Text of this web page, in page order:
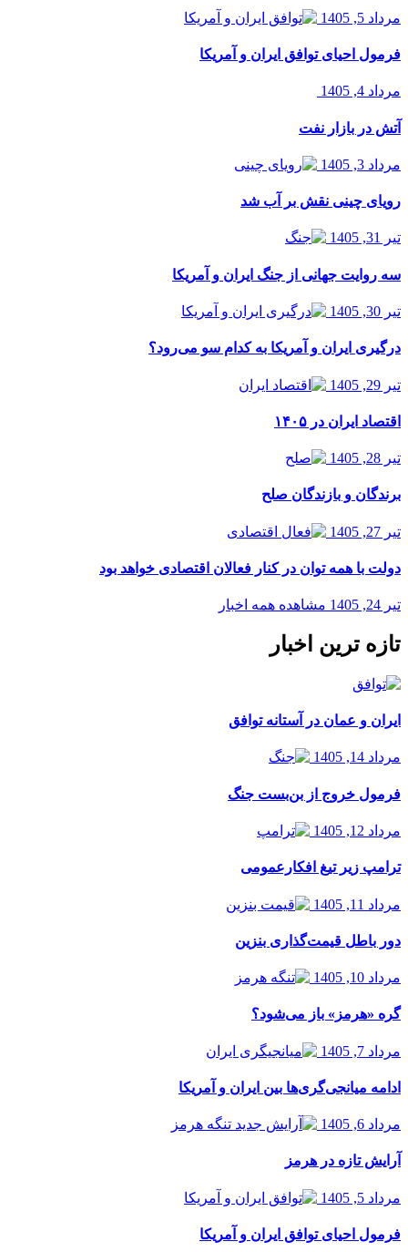
مرداد 5, 1405
فرمول احیای توافق ایران و آمریکا
مرداد 4, 1405
آتش در بازار نفت
مرداد 3, 1405
رویای چینی نقش بر آب شد
تیر 31, 1405
سه روایت جهانی از جنگ ایران و آمریکا
تیر 30, 1405
درگیری ایران و آمریکا به کدام سو می‌رود؟
تیر 29, 1405
اقتصاد ایران در ۱۴۰۵
تیر 28, 1405
برندگان و بازندگان صلح
تیر 27, 1405
دولت با همه توان در کنار فعالان اقتصادی خواهد بود
تیر 24, 1405 مشاهده همه اخبار
تازه ترین اخبار
ایران و عمان در آستانه توافق
مرداد 14, 1405
فرمول خروج از بن‌بست جنگ
مرداد 12, 1405
ترامپ زیر تیغ افکارعمومی
مرداد 11, 1405
دور باطل قیمت‌گذاری بنزین
مرداد 10, 1405
گره «هرمز» باز می‌شود؟
مرداد 7, 1405
ادامه میانجی‌گری‌ها بین ایران و آمریکا
مرداد 6, 1405
آرایش تازه در هرمز
مرداد 5, 1405
فرمول احیای توافق ایران و آمریکا